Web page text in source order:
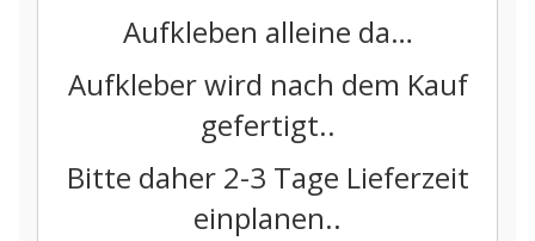
Aufkleben alleine da…
Aufkleber wird nach dem Kauf
gefertigt..
Bitte daher 2-3 Tage Lieferzeit
einplanen..